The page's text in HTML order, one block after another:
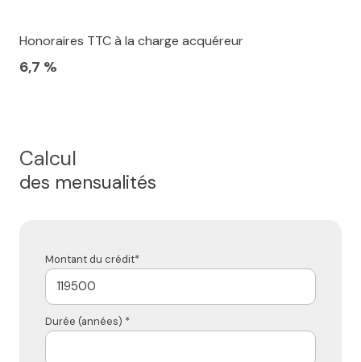
Honoraires TTC à la charge acquéreur
6,7 %
Calcul
des mensualités
Montant du crédit*
Durée (années) *